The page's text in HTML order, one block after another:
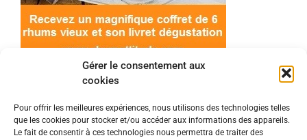
Gérer le consentement aux
cookies
Pour offrir les meilleures expériences, nous utilisons des technologies telles
que les cookies pour stocker et/ou accéder aux informations des appareils.
Le fait de consentir à ces technologies nous permettra de traiter des
© 2022 Meilleur-rhum.net - Tous droits réservés